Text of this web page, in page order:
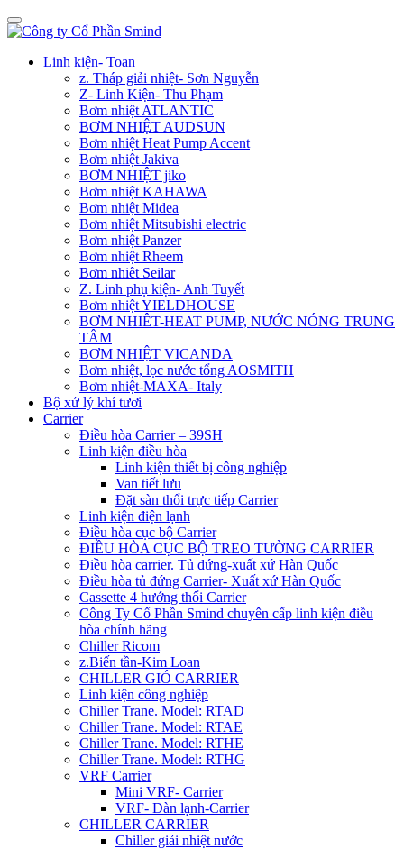
Linh kiện- Toan
z. Tháp giải nhiệt- Sơn Nguyễn
Z- Linh Kiện- Thu Phạm
Bơm nhiệt ATLANTIC
BƠM NHIỆT AUDSUN
Bơm nhiệt Heat Pump Accent
Bơm nhiệt Jakiva
BƠM NHIỆT jiko
Bơm nhiệt KAHAWA
Bơm nhiệt Midea
Bơm nhiệt Mitsubishi electric
Bơm nhiệt Panzer
Bơm nhiệt Rheem
Bơm nhiêt Seilar
Z. Linh phụ kiện- Anh Tuyết
Bơm nhiệt YIELDHOUSE
BƠM NHIÊT-HEAT PUMP, NƯỚC NÓNG TRUNG
TÂM
BƠM NHIỆT VICANDA
Bơm nhiệt, lọc nước tổng AOSMITH
Bơm nhiệt-MAXA- Italy
Bộ xử lý khí tươi
Carrier
Điều hòa Carrier – 39SH
Linh kiện điều hòa
Linh kiện thiết bị công nghiệp
Van tiết lưu
Đặt sàn thổi trực tiếp Carrier
Linh kiện điện lạnh
Điều hòa cục bộ Carrier
ĐIỀU HÒA CỤC BỘ TREO TƯỜNG CARRIER
Điều hòa carrier. Tủ đứng-xuất xứ Hàn Quốc
Điều hòa tủ đứng Carrier- Xuất xứ Hàn Quốc
Cassette 4 hướng thổi Carrier
Công Ty Cổ Phần Smind chuyên cấp linh kiện điều
hòa chính hãng
Chiller Ricom
z.Biến tần-Kim Loan
CHILLER GIÓ CARRIER
Linh kiện công nghiệp
Chiller Trane. Model: RTAD
Chiller Trane. Model: RTAE
Chiller Trane. Model: RTHE
Chiller Trane. Model: RTHG
VRF Carrier
Mini VRF- Carrier
VRF- Dàn lạnh-Carrier
CHILLER CARRIER
Chiller giải nhiệt nước